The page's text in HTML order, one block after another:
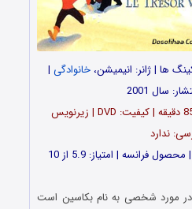
ها | ژانر: انیمیشن،خانوادگی |
سال 2001
زبان: دوبله فارسی | زمان: 85 دقیقه | کیفیت: DVD | زیرنویس
ندارد
فرانسه | امتیاز: 5.9 از 10
در مورد شخصی به نام بکاسین است